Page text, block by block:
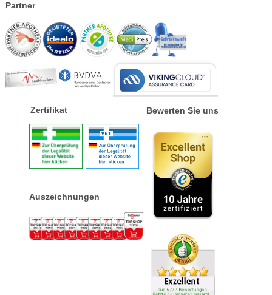
Partner
Zertifikat
Auszeichnungen
Bewerten Sie uns